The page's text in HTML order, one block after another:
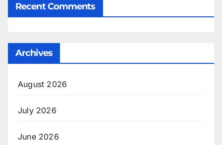
Recent Comments
Archives
August 2026
July 2026
June 2026